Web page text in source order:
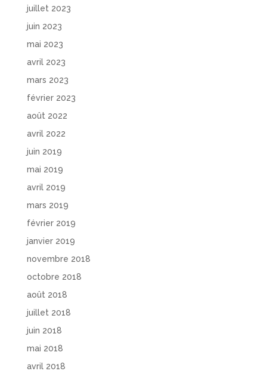
juillet 2023
juin 2023
mai 2023
avril 2023
mars 2023
février 2023
août 2022
avril 2022
juin 2019
mai 2019
avril 2019
mars 2019
février 2019
janvier 2019
novembre 2018
octobre 2018
août 2018
juillet 2018
juin 2018
mai 2018
avril 2018